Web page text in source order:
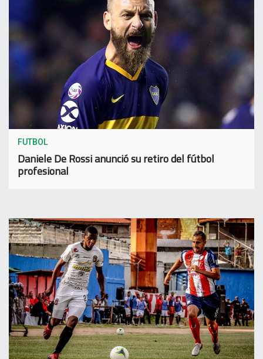
FUTBOL
Daniele De Rossi anunció su retiro del fútbol
profesional